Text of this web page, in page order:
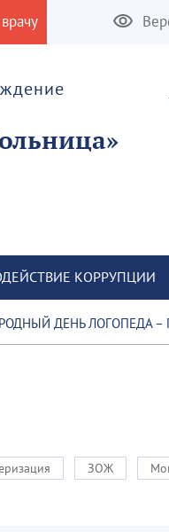
КОРРУПЦИИ
ЛОГОПЕДА – ПРОФЕССИОНАЛЬНЫЙ
ЗОЖ